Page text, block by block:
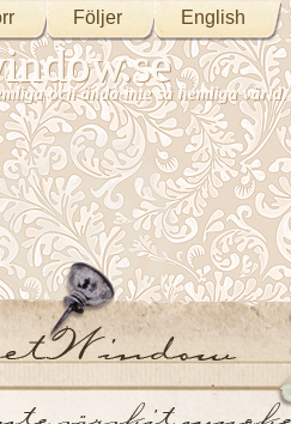
Följer English
och ändå inte så hemliga värld.